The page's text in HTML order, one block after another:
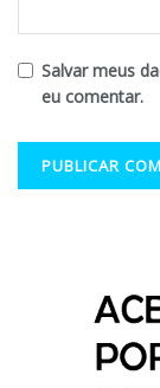
Salvar meus
eu comentar.